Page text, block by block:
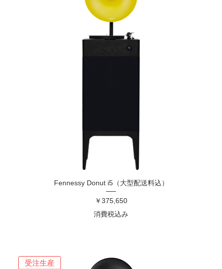
Fennessy Donut i5（大型配送料込）
価格
￥375,650
消費税込み
受注生産